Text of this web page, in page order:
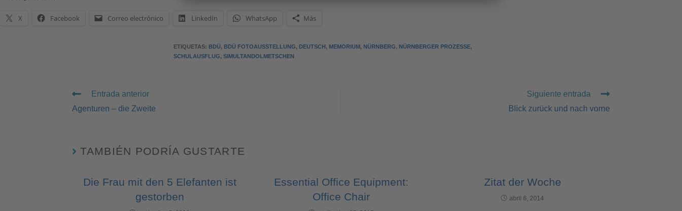
X Facebook Correo electrónico LinkedIn WhatsApp Más
ETIQUETAS: BDÜ, BDÜ FOTOAUSSTELLUNG, DEUTSCH, MEMORIUM, NÜRNBERG, NÜRNBERGER PROZESSE,
SCHULAUSFLUG, SIMULTANDOLMETSCHEN
Entrada anterior
Agenturen – die Zweite
Siguiente entrada
Blick zurück und nach vorne
TAMBIÉN PODRÍA GUSTARTE
Die Frau mit den 5 Elefanten ist
gestorben
Essential Office Equipment:
Office Chair
Zitat der Woche
abril 6, 2014